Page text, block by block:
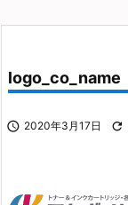
logo_co_name
 2020年3月17日 